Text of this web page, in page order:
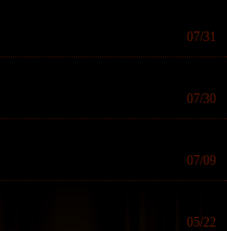
07/31
07/30
07/09
05/22